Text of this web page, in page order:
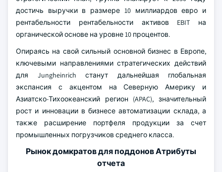
достичь выручки в размере 10 миллиардов евро и
рентабельности рентабельности активов EBIT на
органической основе на уровне 10 процентов.
Опираясь на свой сильный основной бизнес в Европе,
ключевыми направлениями стратегических действий
для Jungheinrich станут дальнейшая глобальная
экспансия с акцентом на Северную Америку и
Азиатско-Тихоокеанский регион (APAC), значительный
рост и инновации в бизнесе автоматизации склада, а
также расширение портфеля продукции за счет
промышленных погрузчиков среднего класса.
Рынок домкратов для поддонов Атрибуты
отчета